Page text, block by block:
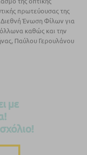
πρωτεύουσας της
Ένωση Φίλων για
καθώς και την
Παύλου Γερουλάνου
με